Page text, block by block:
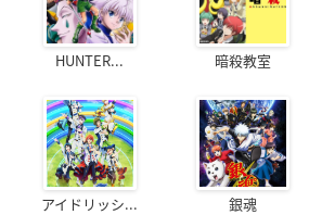
HUNTER... 暗殺教室
アイドリッシ... 銀魂